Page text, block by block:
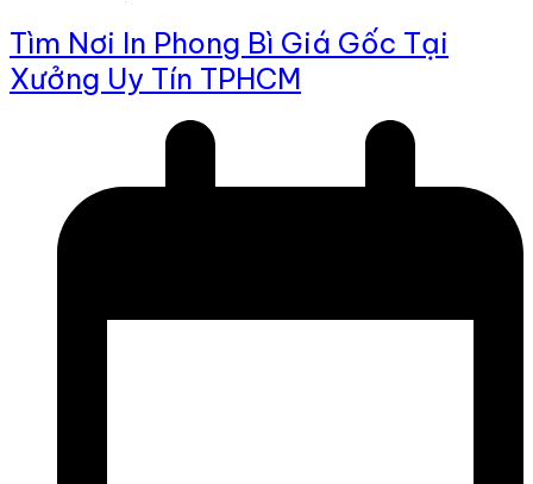
Tìm Nơi In Phong Bì Giá Gốc Tại
Xưởng Uy Tín TPHCM